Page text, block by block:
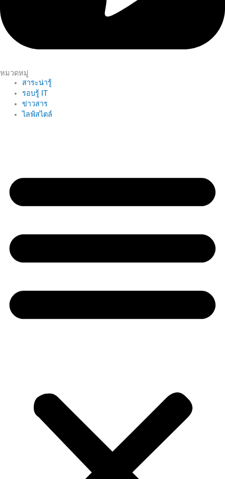
หมวดหมู่
สาระน่ารู้
รอบรู้ IT
ข่าวสาร
ไลฟ์สไตล์